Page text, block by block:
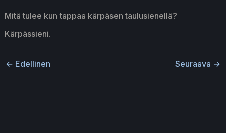
Mitä tulee kun tappaa kärpäsen taulusienellä?
Kärpässieni.
← Edellinen Seuraava →